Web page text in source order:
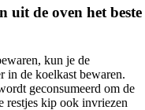
uit de oven het beste
kun je de
in de koelkast bewaren.
geconsumeerd om de
restjes kip ook invriezen